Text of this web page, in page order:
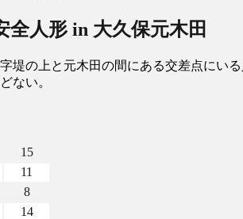
全人形 in 大久保元木田
堤の上と元木田の間にある交差点にいる
ない。
15
11
8
14